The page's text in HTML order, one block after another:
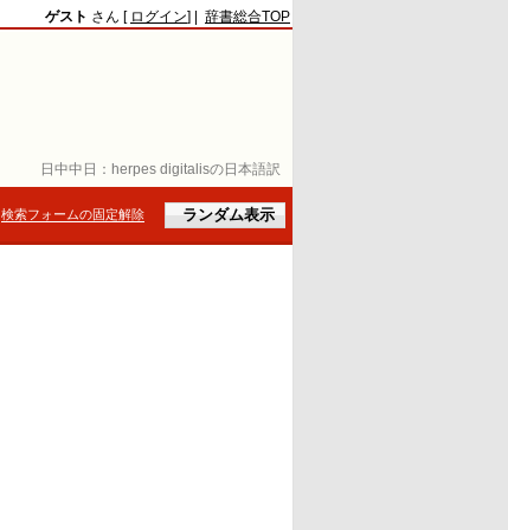
日中中日： herpes digitalisの日本語訳
ゲスト さん [ ログイン] | 辞書総合TOP
検索フォームの固定解除